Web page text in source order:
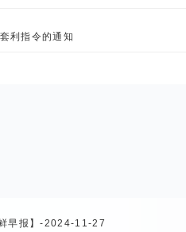
利指令的通知
早报】-2024-11-27